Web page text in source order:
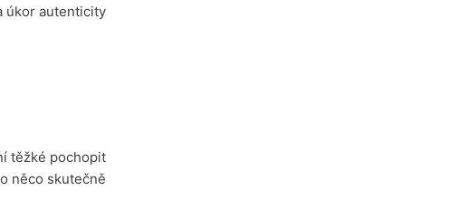
úkor autenticity
těžké pochopit
něco skutečně